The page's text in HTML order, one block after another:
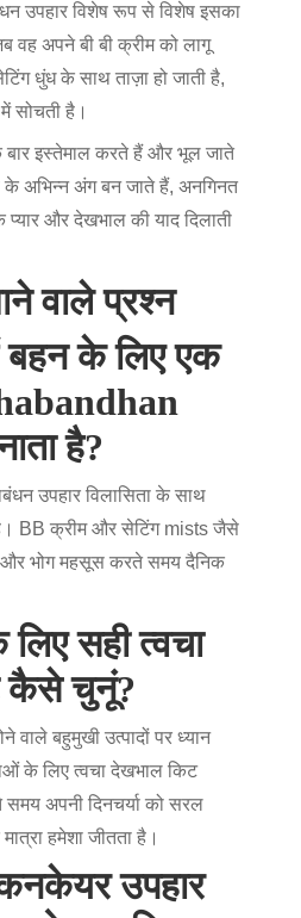
उपहार विशेष रूप से विशेष इसका
वह अपने बी बी क्रीम को लागू
धुंध के साथ ताज़ा हो जाती है,
सोचती है।
बार इस्तेमाल करते हैं और भूल जाते
के अभिन्न अंग बन जाते हैं, अनगिनत
और देखभाल की याद दिलाती
वाले प्रश्न
के लिए एक
है?
उपहार विलासिता के साथ
है। BB क्रीम और सेटिंग mists जैसे
और भोग महसूस करते समय दैनिक
सही त्वचा
कैसे चुनूं?
वाले बहुमुखी उत्पादों पर ध्यान
के लिए त्वचा देखभाल किट
अपनी दिनचर्या को सरल
हमेशा जीतता है।
उपहार